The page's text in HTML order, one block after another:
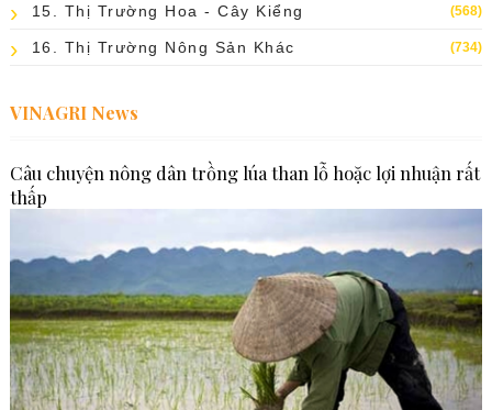
15. Thị Trường Hoa - Cây Kiểng (568)
16. Thị Trường Nông Sản Khác (734)
VINAGRI News
Câu chuyện nông dân trồng lúa than lỗ hoặc lợi nhuận rất
thấp